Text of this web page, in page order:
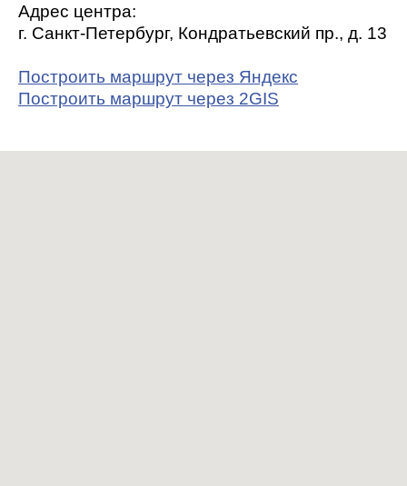
Адрес центра:
г. Санкт-Петербург, Кондратьевский пр., д. 13
Построить маршрут через Яндекс
Построить маршрут через 2GIS